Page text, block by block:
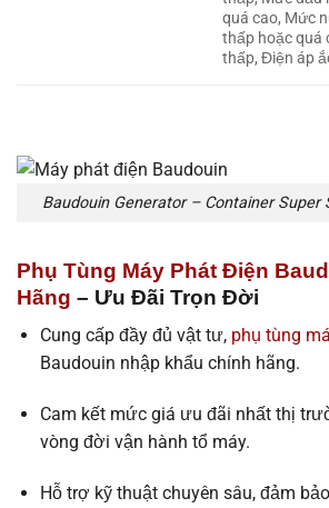
quá cao, Mức
thấp hoặc quá
thấp, Điện áp
Baudouin Generator – Container Super
Phụ Tùng Máy Phát Điện
Hãng – Ưu Đãi Trọn Đời
Cung cấp đầy đủ vật tư, phụ tùng
Baudouin nhập khẩu chính hãng.
Cam kết mức giá ưu đãi nhất thị
vòng đời vận hành tổ máy.
Hỗ trợ kỹ thuật chuyên sâu, đảm